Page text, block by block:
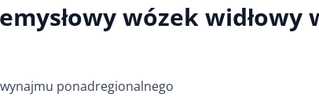
wózek widłowy
ponadregionalnego